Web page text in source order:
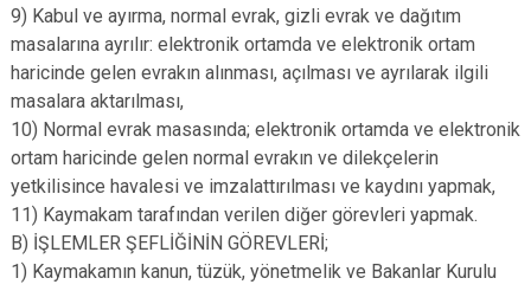
9) Kabul ve ayırma, normal evrak, gizli evrak ve dağıtım
masalarına ayrılır: elektronik ortamda ve elektronik ortam
haricinde gelen evrakın alınması, açılması ve ayrılarak ilgili
masalara aktarılması,
10) Normal evrak masasında; elektronik ortamda ve elektronik
ortam haricinde gelen normal evrakın ve dilekçelerin
yetkilisince havalesi ve imzalattırılması ve kaydını yapmak,
11) Kaymakam tarafından verilen diğer görevleri yapmak.
B) İŞLEMLER ŞEFLİĞİNİN GÖREVLERİ;
1) Kaymakamın kanun, tüzük, yönetmelik ve Bakanlar Kurulu